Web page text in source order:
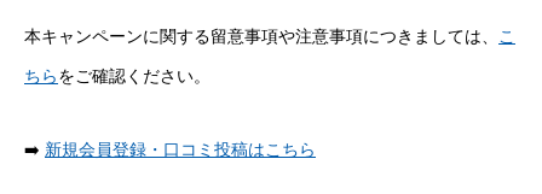
BUSINESS
RECRUIT
本キャンペーンに関する留意事項や注意事項につきましては、 こ
ちら をご確認ください。
➡️ 新規会員登録・口コミ投稿はこちら